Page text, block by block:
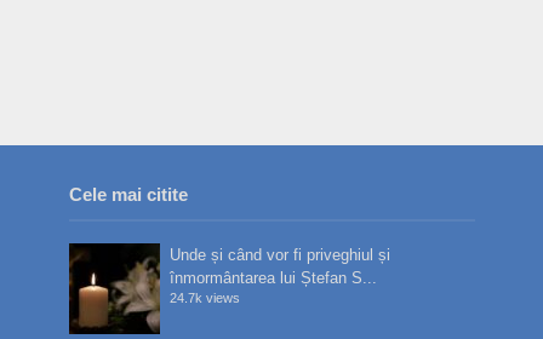
Cele mai citite
Unde și când vor fi priveghiul și
înmormântarea lui Ștefan S...
24.7k views